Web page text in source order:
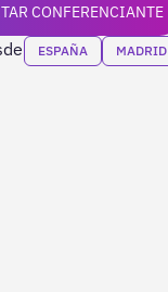
CONFERENCIANTE
ESPAÑA MADRID